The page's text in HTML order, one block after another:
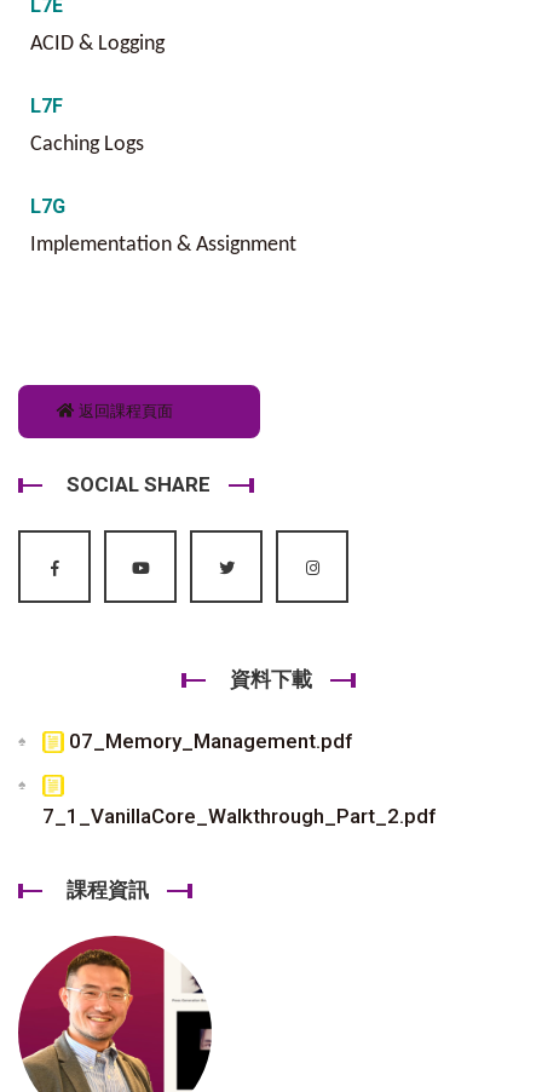
L7E
ACID & Logging
L7F
Caching Logs
L7G
Implementation & Assignment
返回課程頁面
SOCIAL SHARE
資料下載
07_Memory_Management.pdf
7_1_VanillaCore_Walkthrough_Part_2.pdf
課程資訊